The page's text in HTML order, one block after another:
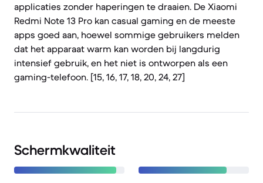
applicaties zonder haperingen te draaien. De Xiaomi
Redmi Note 13 Pro kan casual gaming en de meeste
apps goed aan, hoewel sommige gebruikers melden
dat het apparaat warm kan worden bij langdurig
intensief gebruik, en het niet is ontworpen als een
gaming-telefoon. [15, 16, 17, 18, 20, 24, 27]
Schermkwaliteit